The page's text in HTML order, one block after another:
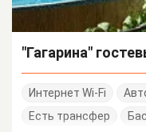
"Гагарина"
Интернет Wi-Fi
Есть трансфер